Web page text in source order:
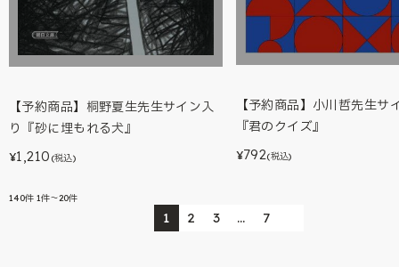
【予約商品】桐野夏生先生サイン入
り『砂に埋もれる犬』
¥1,210 (税込)
【予約商品】小川哲先生サ
『君のクイズ』
¥792(税込)
140件 1件～20件
1 2 3 … 7